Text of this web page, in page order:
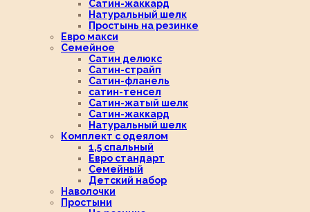
Сатин-жаккард
Натуральный шелк
Простынь на резинке
Евро макси
Семейное
Сатин делюкс
Сатин-страйп
Сатин-фланель
сатин-тенсел
Сатин-жатый шелк
Сатин-жаккард
Натуральный шелк
Комплект с одеялом
1,5 спальный
Евро стандарт
Семейный
Детский набор
Наволочки
Простыни